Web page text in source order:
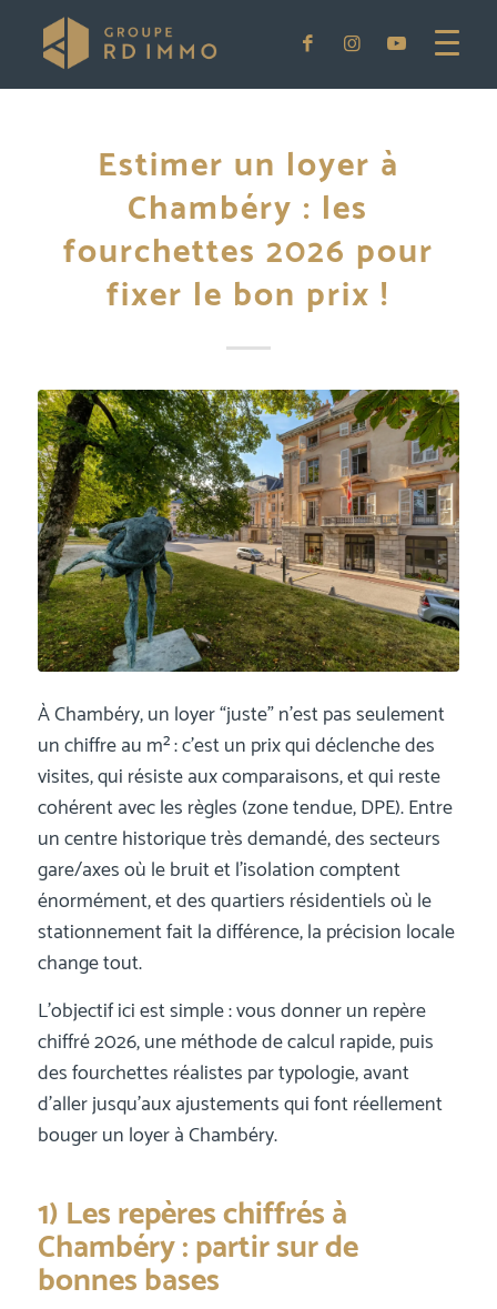
Estimer un loyer à
Chambéry : les
fourchettes 2026 pour
fixer le bon prix !
À Chambéry, un loyer “juste” n’est pas seulement
un chiffre au m² : c’est un prix qui déclenche des
visites, qui résiste aux comparaisons, et qui reste
cohérent avec les règles (zone tendue, DPE). Entre
un centre historique très demandé, des secteurs
gare/axes où le bruit et l’isolation comptent
énormément, et des quartiers résidentiels où le
stationnement fait la différence, la précision locale
change tout.
L’objectif ici est simple : vous donner un repère
chiffré 2026, une méthode de calcul rapide, puis
des fourchettes réalistes par typologie, avant
d’aller jusqu’aux ajustements qui font réellement
bouger un loyer à Chambéry.
1) Les repères chiffrés à
Chambéry : partir sur de
bonnes bases